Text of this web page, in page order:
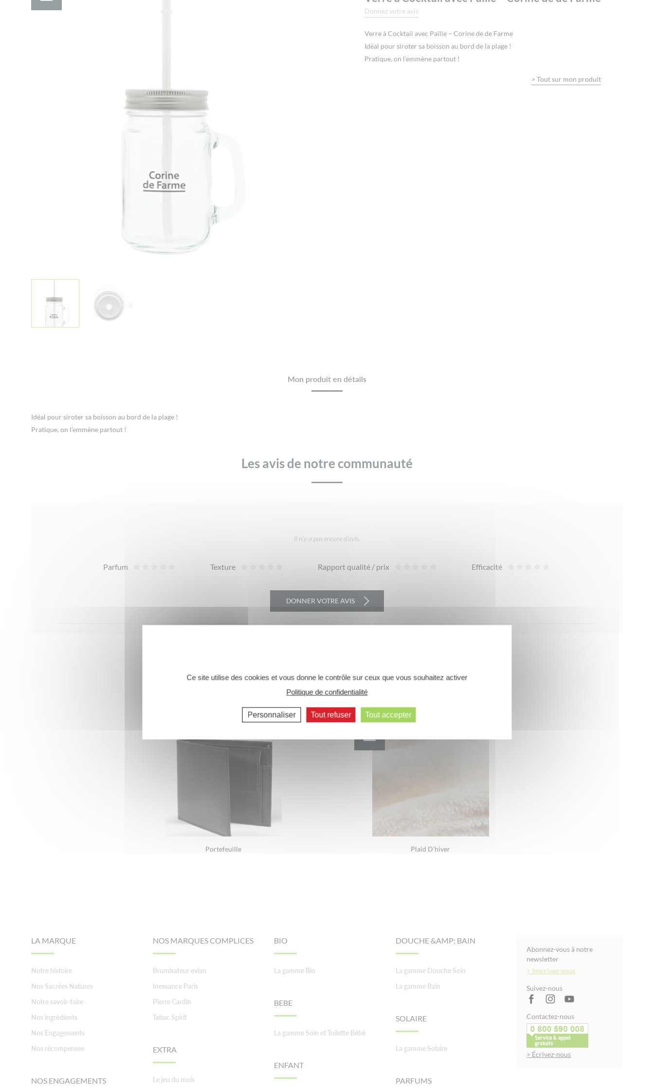
Donnez votre avis
Verre à Cocktail avec Paille – Corine de de Farme
Idéal pour siroter sa boisson au bord de la plage !
Pratique, on l’emmène partout !
> Tout sur mon produit
Mon produit en détails
Idéal pour siroter sa boisson au bord de la plage !
Pratique, on l’emmène partout !
Les avis de notre communauté
Il n’y a pas encore d’avis.
Parfum Texture Rapport qualité / prix Efficacité
DONNER VOTRE AVIS
Commentaires suivants >>
Vous aimerez peut-être aussi...
Portefeuille Plaid D’hiver
LA MARQUE
Notre histoire
Nos Sacrées Natures
Notre savoir-faire
Nos ingrédients
Nos Engagements
Nos récompenses
NOS ENGAGEMENTS
NOS MARQUES COMPLICES
Brumisateur evian
Inessance Paris
Pierre Cardin
Tabac Spirit
EXTRA
Le jeu du mois
BIO
La gamme Bio
BEBE
La gamme Soin et Toilette Bébé
ENFANT
DOUCHE &AMP; BAIN
La gamme Douche Soin
La gamme Bain
SOLAIRE
La gamme Solaire
PARFUMS
Abonnez-vous à notre
newsletter
> Inscrivez-vous
Suivez-nous
Contactez-nous
> Écrivez-nous
Ce site utilise des cookies et vous donne le contrôle sur ceux que vous souhaitez activer
Politique de confidentialité
Personnaliser Tout refuser Tout accepter